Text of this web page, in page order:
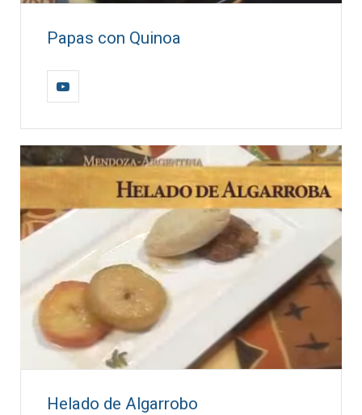
Papas con Quinoa
Helado de Algarrobo